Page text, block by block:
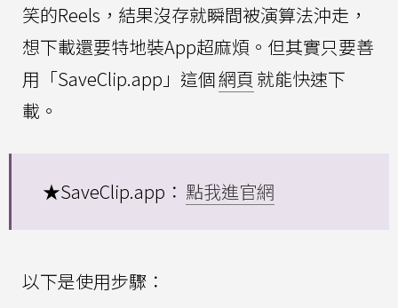
笑的Reels，結果沒存就瞬間被演算法沖走，
想下載還要特地裝App超麻煩。但其實只要善
用「SaveClip.app」這個網頁 就能快速下
載。
★SaveClip.app： 點我進官網
以下是使用步驟：